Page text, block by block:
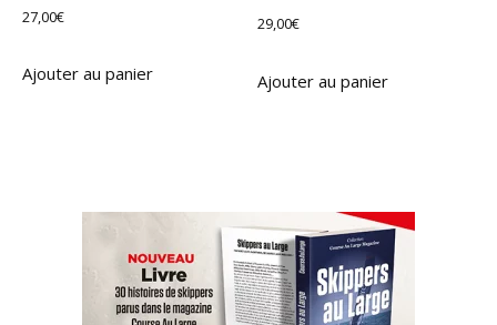
27,00€
Ajouter au panier
29,00€
Ajouter au panier